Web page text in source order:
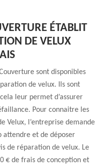
ÉTABLIT
DE VELUX
sont disponibles
de velux. Ils sont
leur permet d’assurer
Pour connaitre les
Velux, l’entreprise demande
et de déposer
de réparation de velux. Le
€ de frais de conception et